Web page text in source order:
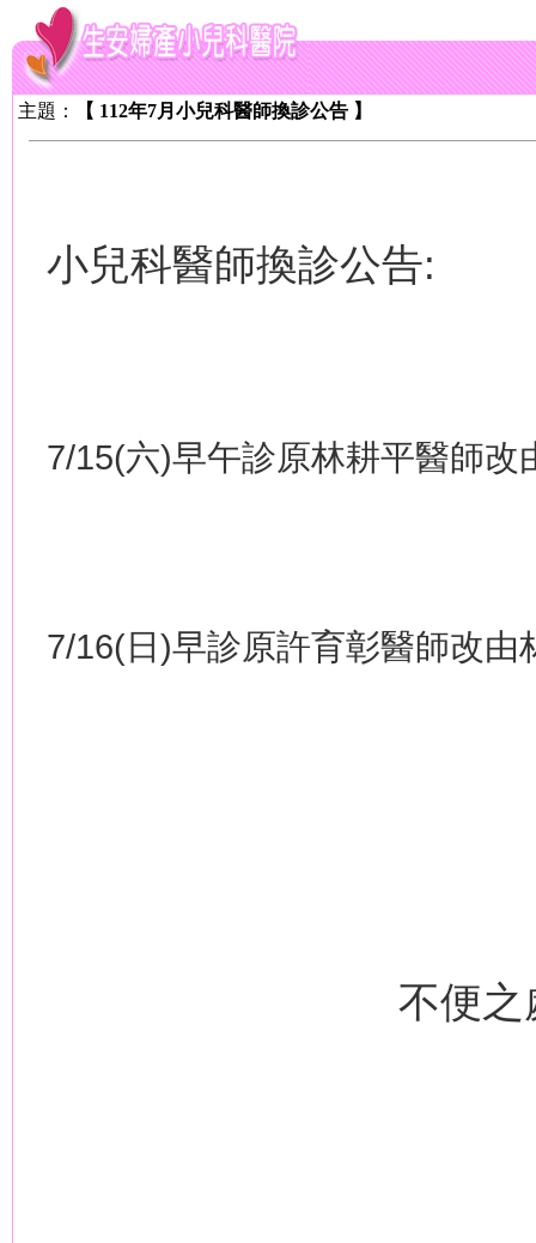
主題： 【 112年7月小兒科醫師換診公告 】
小兒科醫師換診公告:
7/15(六)早午診原林耕平醫師改
7/16(日)早診原許育彰醫師改由
不便之